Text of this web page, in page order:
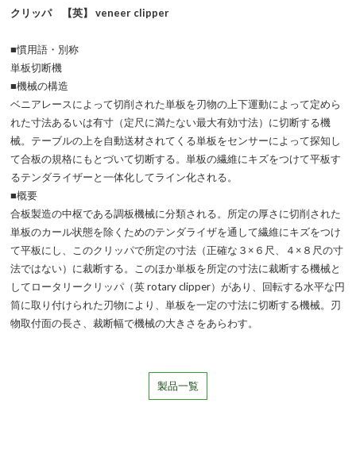
クリッパ 【英】 veneer clipper
■慣用語・別称
単板切断機
■機械の構造
ベニアレースによって切削された単板を刃物の上下運動によって定めら
れた寸法あるいは有寸（定尺に満たない最大有効寸法）に切断する機
械。テーブルの上を自動送材されてくる単板をセンサーによって探知し
て合板の規格にもとづいて切断する。単板の繊維にキズをつけて平板す
るテンダライザーと一体化してライン化される。
■概要
合板製造の中枢である調板機械に分類される。所定の厚さに切削された
単板のカール状態を除くためのテンダライザを通して繊維にキズをつけ
て平板にし、このクリッパで所定の寸法（正確な３×６尺、４×８尺の寸
法ではない）に裁断する。このほか単板を所定の寸法に裁断する機械と
してロータリークリッパ（英 rotary clipper）があり、回転する水平な円
筒に取り付けられた刃物により、単板を一定の寸法に切断する機械。刃
物取付面の長さ、裁断幅で機械の大きさをあらわす。
製品一覧